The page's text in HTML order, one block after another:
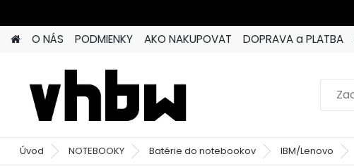
O NÁS PODMIENKY AKO NAKUPOVAT DOPRAVA a PLATBA
Úvod NOTEBOOKY Batérie do notebookov IBM/Lenovo